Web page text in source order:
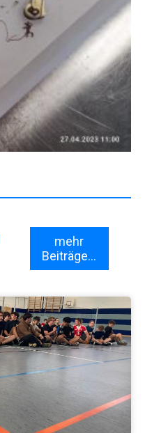
mehr
Beiträge...